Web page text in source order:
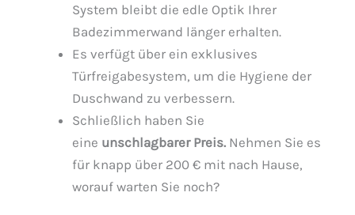
System bleibt die edle Optik Ihrer
Badezimmerwand länger erhalten.
Es verfügt über ein exklusives
Türfreigabesystem, um die Hygiene der
Duschwand zu verbessern.
Schließlich haben Sie
eine unschlagbarer Preis. Nehmen Sie es
für knapp über 200 € mit nach Hause,
worauf warten Sie noch?